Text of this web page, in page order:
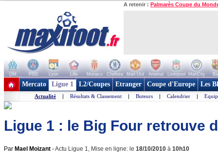
A retenir : Palmarès Coupe du
OM PSG Lyon Lille Monaco Chelsea Man Utd Arsenal Liverpool ManCity
+ de clubs
Mercato Ligue 1 L2/Coupes Etranger Coupe d'Europe Les
Actualité | Résultats & Classement | Buteurs | Calendrier |
Ligue 1 : le Big Four retrouve
Par Mael Moizant -Actu Ligue 1, Mise en ligne: le 18/10/2010 à 10h10